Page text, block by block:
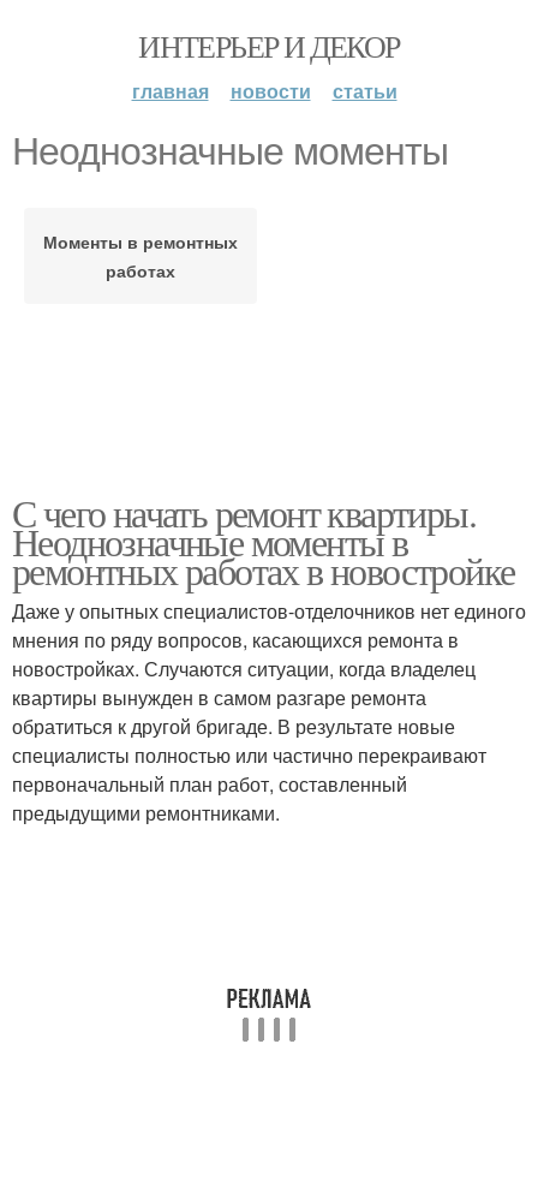
ИНТЕРЬЕР И ДЕКОР
главная новости статьи
Неоднозначные моменты
Моменты в ремонтных
работах
С чего начать ремонт квартиры.
Неоднозначные моменты в
ремонтных работах в новостройке
Даже у опытных специалистов-отделочников нет единого
мнения по ряду вопросов, касающихся ремонта в
новостройках. Случаются ситуации, когда владелец
квартиры вынужден в самом разгаре ремонта
обратиться к другой бригаде. В результате новые
специалисты полностью или частично перекраивают
первоначальный план работ, составленный
предыдущими ремонтниками.